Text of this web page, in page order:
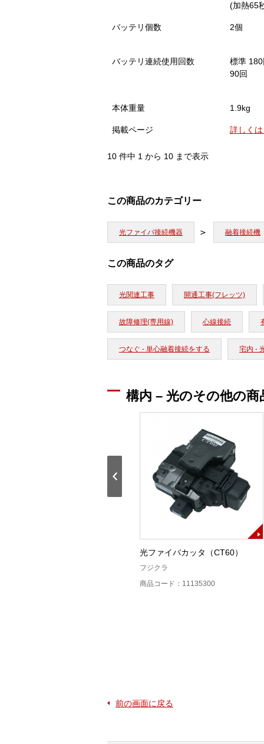
(加熱65
バッテリ個数 2個
バッテリ連続使用回数
標準
90回
本体重量 1.9kg
掲載ページ 詳しく
10 件中 1 から 10 まで表示
この商品のカテゴリー
光ファイバ接続機器 融着接続機
この商品のタグ
光関連工事 開通工事(フレッツ)
故障修理(専用線) 心線接続
つなぐ - 単心融着接続をする 宅内 -
構内 – 光のその他の商
光ファイバカッタ（CT60）
フジクラ
商品コード：11135300
前の画面に戻る